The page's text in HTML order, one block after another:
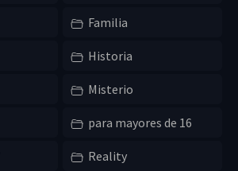
Familia
Historia
Misterio
para mayores de 16
Reality